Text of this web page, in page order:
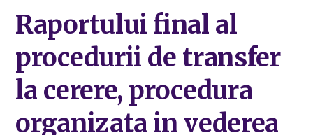
Raportului final al
procedurii de transfer
la cerere, procedura
organizata in vederea